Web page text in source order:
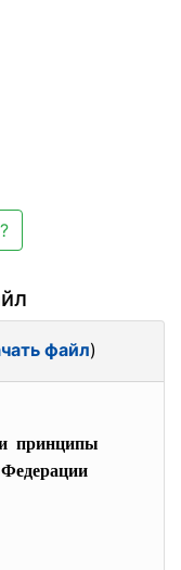
файл)
принципы